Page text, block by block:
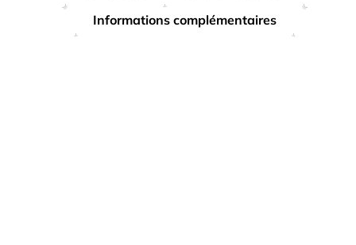
Informations complémentaires